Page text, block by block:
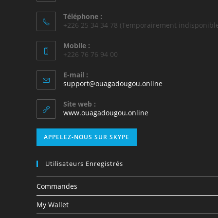
Téléphone :
+226 25 34 34 78 (Temporairement
Mobile :
+226 76 76 94 00
E-mail :
support@ouagadougou.online
Site web :
www.ouagadougou.online
APPELEZ-NOUS SUR SKYPE
Utilisateurs Enregistrés
Commandes
My Wallet